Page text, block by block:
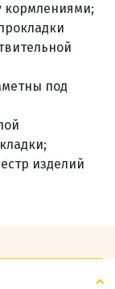
кормлениями;
под
изделий